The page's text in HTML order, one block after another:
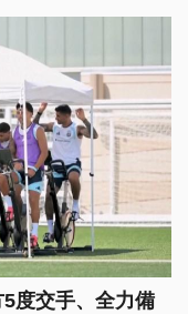
度交手、全力備